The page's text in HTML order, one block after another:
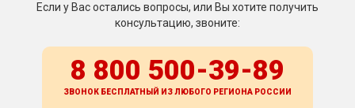
Если у Вас остались вопросы, или Вы хотите получить
консультацию, звоните:
8 800 500-39-89
ЗВОНОК БЕСПЛАТНЫЙ ИЗ ЛЮБОГО РЕГИОНА РОССИИ